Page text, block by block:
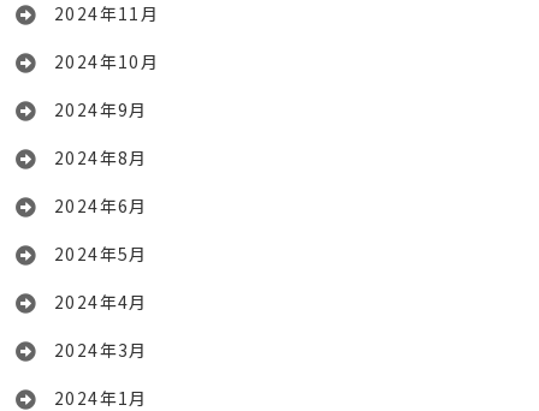
2024年11月
2024年10月
2024年9月
2024年8月
2024年6月
2024年5月
2024年4月
2024年3月
2024年1月